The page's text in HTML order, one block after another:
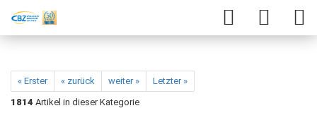
« Erster « zurück weiter »
Letzter »
1814 Artikel in dieser Kategorie